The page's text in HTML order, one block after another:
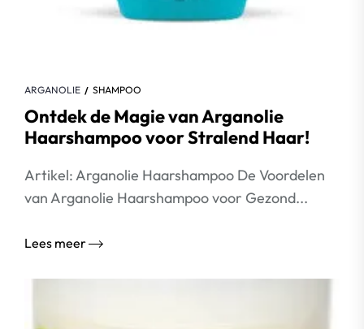
ARGANOLIE SHAMPOO
Ontdek de Magie van Arganolie
Haarshampoo voor Stralend Haar!
Artikel: Arganolie Haarshampoo De Voordelen
van Arganolie Haarshampoo voor Gezond...
Lees meer